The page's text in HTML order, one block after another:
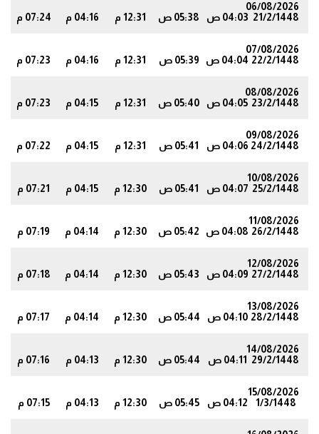
06/08/2026
21/2/1448 04:03 ص 05:38 ص 12:31 م 04:16 م 07:24 م
07/08/2026
22/2/1448 04:04 ص 05:39 ص 12:31 م 04:16 م 07:23 م
08/08/2026
23/2/1448 04:05 ص 05:40 ص 12:31 م 04:15 م 07:23 م
09/08/2026
24/2/1448 04:06 ص 05:41 ص 12:31 م 04:15 م 07:22 م
10/08/2026
25/2/1448 04:07 ص 05:41 ص 12:30 م 04:15 م 07:21 م
11/08/2026
26/2/1448 04:08 ص 05:42 ص 12:30 م 04:14 م 07:19 م
12/08/2026
27/2/1448 04:09 ص 05:43 ص 12:30 م 04:14 م 07:18 م
13/08/2026
28/2/1448 04:10 ص 05:44 ص 12:30 م 04:14 م 07:17 م
14/08/2026
29/2/1448
04:11 ص 05:44 ص 12:30 م 04:13 م 07:16 م
15/08/2026
1/3/1448
04:12 ص 05:45 ص 12:30 م 04:13 م 07:15 م